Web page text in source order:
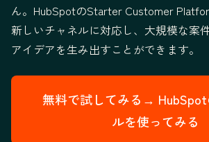
ん。HubSpotのStarter Customer
新しいチャネルに対応し、大規模な案
アイデアを生み出すことができます。
無料で試してみる→
ルを使ってみる